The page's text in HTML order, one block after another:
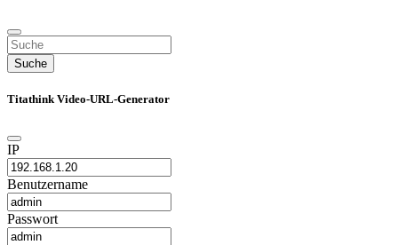
Suche
Titathink Video-URL-Generator
IP
Benutzername
Passwort